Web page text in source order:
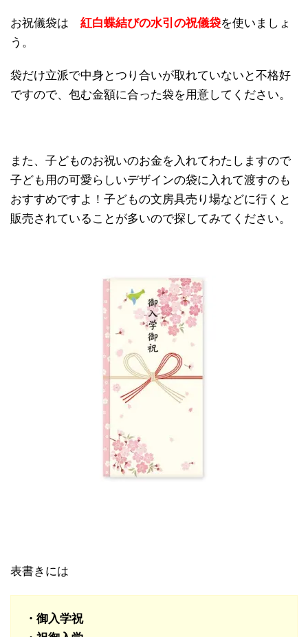
お祝儀袋は 紅白蝶結びの水引の祝儀袋を使いましょ
う。
袋だけ立派で中身とつり合いが取れていないと不格好
ですので、包む金額に合った袋を用意してください。
また、子どものお祝いのお金を入れてわたしますので
子ども用の可愛らしいデザインの袋に入れて渡すのも
おすすめですよ！子どもの文房具売り場などに行くと
販売されていることが多いので探してみてください。
表書きには
・御入学祝